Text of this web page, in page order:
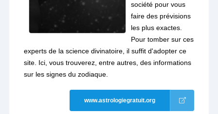
société pour vous
faire des prévisions
les plus exactes.
Pour tomber sur ces
experts de la science divinatoire, il suffit d'adopter ce
site. Ici, vous trouverez, entre autres, des informations
sur les signes du zodiaque.
www.astrologiegratuit.org